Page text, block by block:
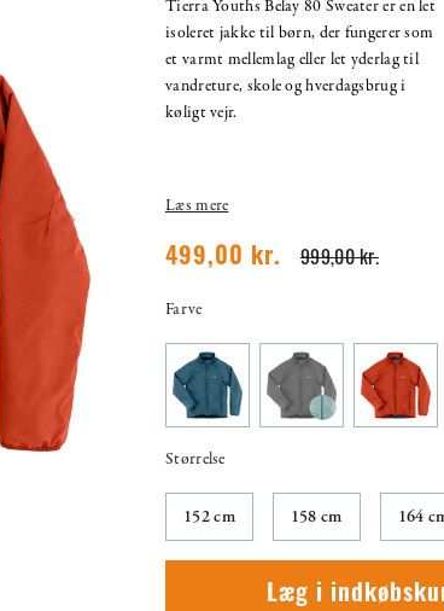
Tierra Youths Belay 80 Sweater er en let
isoleret jakke til børn, der fungerer som
et varmt mellemlag eller let yderlag til
vandreture, skole og hverdagsbrug i
køligt vejr.
Læs mere
999,00 kr.
499,00 kr.
Farve
Størrelse
152 cm 158 cm 164
Læg i